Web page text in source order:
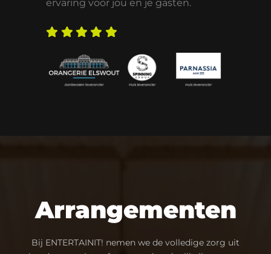
ervaring voor jou en je gasten.
Arrangementen
Bij ENTERTAINIT! nemen we de volledige zorg uit